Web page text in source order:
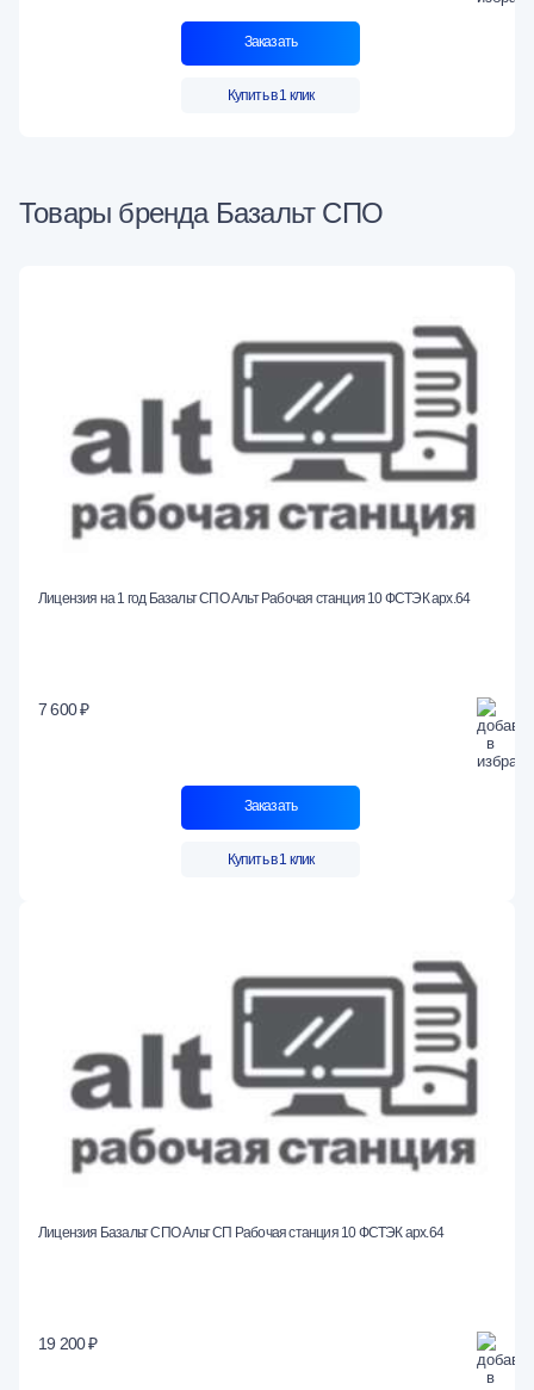
Заказать
Купить в 1 клик
Товары бренда Базальт СПО
Лицензия на 1 год Базальт СПО Альт Рабочая станция 10 ФСТЭК арх.64
7 600 ₽
Заказать
Купить в 1 клик
Лицензия Базальт СПО Альт СП Рабочая станция 10 ФСТЭК арх.64
19 200 ₽